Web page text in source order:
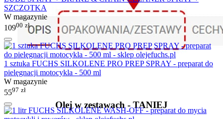
Olej w zestawach - TANIEJ
SZCZOTKA
W magazynie
10900 zł
1 sztuka FUCHS SILKOLENE PRO PREP SPRAY - preparat do
pielęgnacji motocykla - 500 ml
W magazynie
5597 zł